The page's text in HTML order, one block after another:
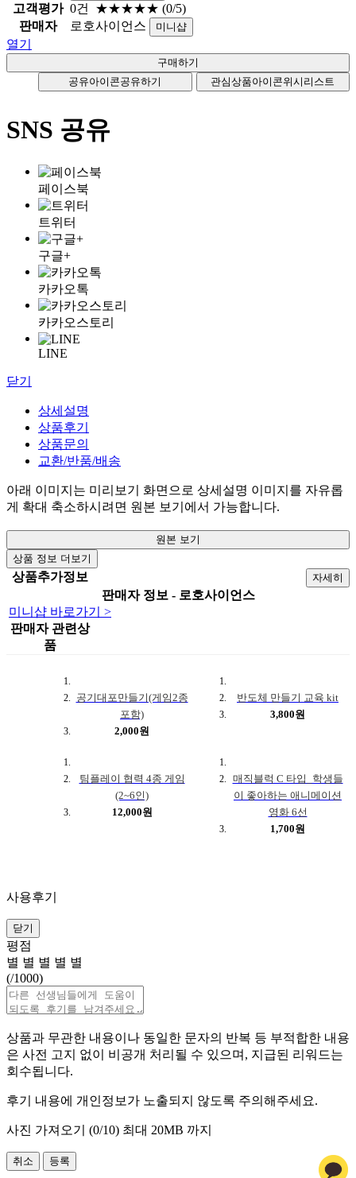
고객평가 0건 ★★★★★ (0/5)
판매자
로호사이언스 미니샵
열기
공유아이콘공유하기 관심상품아이콘위시리스트
SNS 공유
페이스북
트위터
구글+
카카오톡
카카오스토리
LINE
닫기
상세설명
상품후기
상품문의
교환/반품/배송
아래 이미지는 미리보기 화면으로 상세설명 이미지를 자유롭
게 확대 축소하시려면 원본 보기에서 가능합니다.
원본 보기
상품 정보 더보기
상품추가정보 자세히
판매자 정보 - 로호사이언스
미니샵 바로가기 >
판매자 관련상
품
공기대포만들기(게임2종
포함)
2,000원
반도체 만들기 교육 kit
3,800원
팀플레이 협력 4종 게임
(2~6인)
12,000원
매직블럭 C 타입_학생들
이 좋아하는 애니메이션
영화 6선
1,700원
사용후기
닫기
평점
별 별 별 별 별
(/1000)
상품과 무관한 내용이나 동일한 문자의 반복 등 부적합한 내용
은 사전 고지 없이 비공개 처리될 수 있으며, 지급된 리워드는
회수됩니다.
후기 내용에 개인정보가 노출되지 않도록 주의해주세요.
사진 가져오기 (0/10) 최대 20MB 까지
취소 등록